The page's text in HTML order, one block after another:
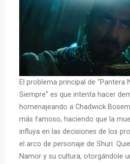
El problema principal de “Pantera
Siempre” es que intenta hacer
homenajeando a Chadwick
más famoso, haciendo que la
influya en las decisiones de los
el arco de personaje de Shuri.
Namor y su cultura, otorgándole